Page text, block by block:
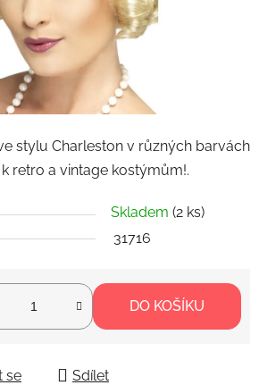
stylu Charleston v různých barvách
retro a vintage kostýmům!.
Skladem (2 ks)
31716
DO KOŠÍKU
se Sdílet